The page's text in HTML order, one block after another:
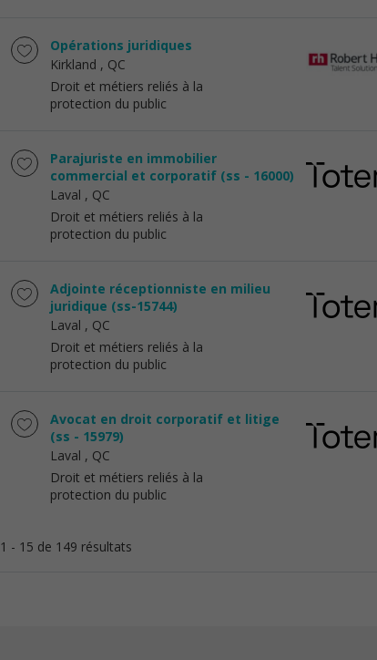
Opérations juridiques
Kirkland , QC
Droit et métiers reliés à la
protection du public
Parajuriste en immobilier
commercial et corporatif (ss - 16000)
Laval , QC
Droit et métiers reliés à la
protection du public
Adjointe réceptionniste en milieu
juridique (ss-15744)
Laval , QC
Droit et métiers reliés à la
protection du public
Avocat en droit corporatif et litige
(ss - 15979)
Laval , QC
Droit et métiers reliés à la
protection du public
1 - 15 de 149 résultats